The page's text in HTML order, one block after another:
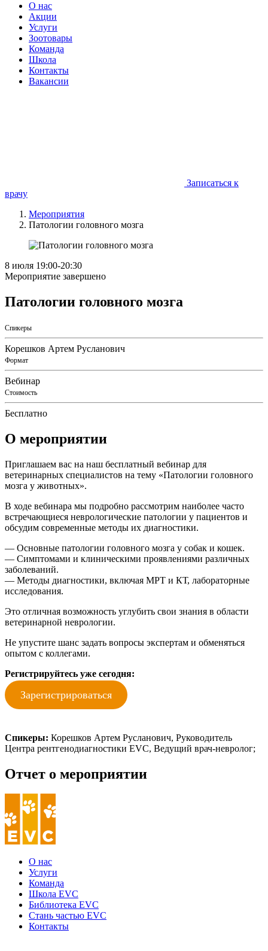
О нас
Акции
Услуги
Зоотовары
Команда
Школа
Контакты
Вакансии
Записаться к
врачу
Мероприятия
Патологии головного мозга
8 июля 19:00-20:30
Мероприятие завершено
Патологии головного мозга
Спикеры
Корешков Артем Русланович
Формат
Вебинар
Стоимость
Бесплатно
О мероприятии
Приглашаем вас на наш бесплатный вебинар для
ветеринарных специалистов на тему «Патологии головного
мозга у животных».
В ходе вебинара мы подробно рассмотрим наиболее часто
встречающиеся неврологические патологии у пациентов и
обсудим современные методы их диагностики.
— Основные патологии головного мозга у собак и кошек.
— Симптомами и клиническими проявлениями различных
заболеваний.
— Методы диагностики, включая МРТ и КТ, лабораторные
исследования.
Это отличная возможность углубить свои знания в области
ветеринарной неврологии.
Не упустите шанс задать вопросы экспертам и обменяться
опытом с коллегами.
Регистрируйтесь уже сегодня:
Зарегистрироваться
Спикеры: Корешков Артем Русланович, Руководитель
Центра рентгенодиагностики EVC, Ведущий врач-невролог;
Отчет о мероприятии
О нас
Услуги
Команда
Школа EVC
Библиотека EVC
Стань частью EVC
Контакты